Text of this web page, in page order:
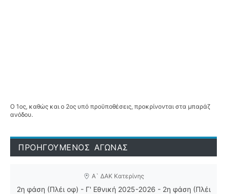
Ο 1ος, καθώς και ο 2ος υπό προϋποθέσεις, προκρίνονται στα μπαράζ
ανόδου.
ΠΡΟΗΓΟΥΜΕΝΟΣ ΑΓΩΝΑΣ
Α` ΔΑΚ Κατερίνης
2η φάση (Πλέι οφ) - Γ' Εθνική 2025-2026 - 2η φάση (Πλέι